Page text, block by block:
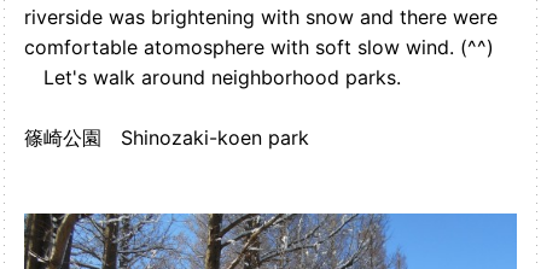
riverside was brightening with snow and there were
comfortable atomosphere with soft slow wind. (^^)
Let's walk around neighborhood parks.
篠崎公園 Shinozaki-koen park